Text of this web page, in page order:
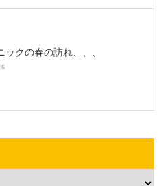
ックの春の訪れ、、、